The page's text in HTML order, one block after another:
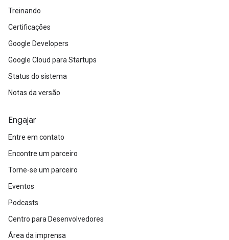
Treinando
Certificações
Google Developers
Google Cloud para Startups
Status do sistema
Notas da versão
Engajar
Entre em contato
Encontre um parceiro
Torne-se um parceiro
Eventos
Podcasts
Centro para Desenvolvedores
Área da imprensa